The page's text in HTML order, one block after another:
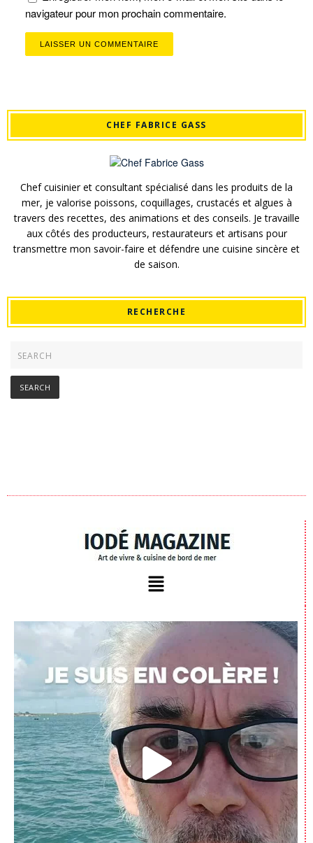
navigateur pour mon prochain commentaire.
CHEF FABRICE GASS
Chef cuisinier et consultant spécialisé dans les produits de la
mer, je valorise poissons, coquillages, crustacés et algues à
travers des recettes, des animations et des conseils. Je travaille
aux côtés des producteurs, restaurateurs et artisans pour
transmettre mon savoir-faire et défendre une cuisine sincère et
de saison.
RECHERCHE